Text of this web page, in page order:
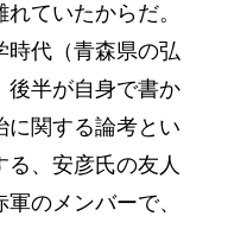
ていたからだ。
時代（青森県の弘
後半が自身で書か
に関する論考とい
る、安彦氏の友人
のメンバーで、